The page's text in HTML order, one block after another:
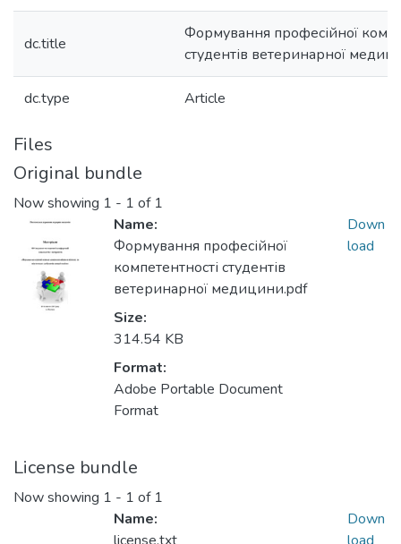
dc.title
Формування професійної
студентів ветеринарної
dc.type Article
Files
Original bundle
Now showing 1 - 1 of 1
Name:
Формування професійної
компетентності студентів
ветеринарної медицини.pdf
Size:
314.54 KB
Format:
Adobe Portable Document
Format
Down
load
License bundle
Now showing 1 - 1 of 1
Name:
Down